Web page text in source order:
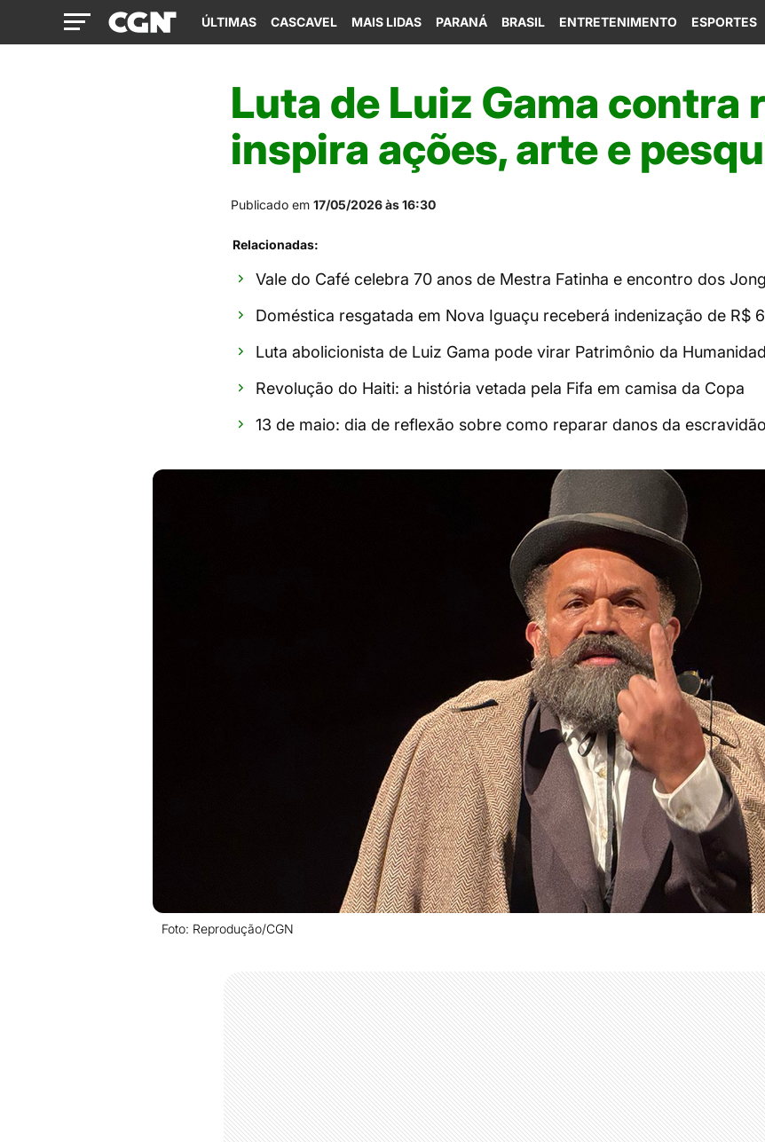
ÚLTIMAS CASCAVEL MAIS LIDAS PARANÁ BRASIL ENTRETENIMENTO ESPORTES
Luta de Luiz Gama contra
inspira ações, arte e
Publicado em 17/05/2026 às 16:30
Relacionadas:
Vale do Café celebra 70 anos de Mestra Fatinha e encontro dos
Doméstica resgatada em Nova Iguaçu receberá indenização de R$
Luta abolicionista de Luiz Gama pode virar Patrimônio da
Revolução do Haiti: a história vetada pela Fifa em camisa da Copa
13 de maio: dia de reflexão sobre como reparar danos da escravidão
Foto: Reprodução/CGN